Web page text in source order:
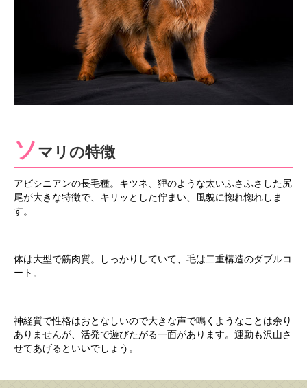
ソ マリの特徴
アビシニアンの長毛種。キツネ、狸のような太いふさふさした尻
尾が大きな特徴で、キリッとした佇まい、風貌に惚れ惚れしま
す。
体は大型で筋肉質。しっかりしていて、毛は二重構造のダブルコ
ート。
神経質で性格はおとなしいので大きな声で鳴くようなことは余り
ありませんが、活発で遊びたがる一面があります。運動も沢山さ
せてあげるといいでしょう。